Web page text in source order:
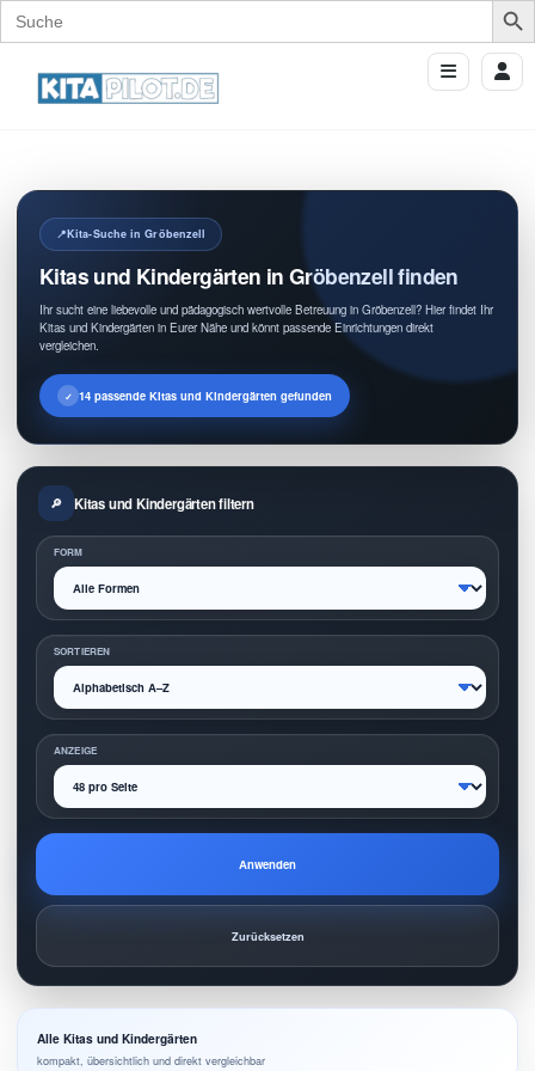
Search
for:
Kita-Suche in Gröbenzell
Kitas und Kindergärten in Gröbenzell finden
Ihr sucht eine liebevolle und pädagogisch wertvolle Betreuung in Gröbenzell? Hier findet Ihr
Kitas und Kindergärten in Eurer Nähe und könnt passende Einrichtungen direkt
vergleichen.
14 passende Kitas und Kindergärten gefunden
Kitas und Kindergärten filtern
FORM
SORTIEREN
ANZEIGE
Anwenden
Zurücksetzen
Alle Kitas und Kindergärten
kompakt, übersichtlich und direkt vergleichbar